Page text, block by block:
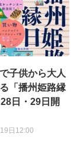
子供から大人
「播州姫路縁
日・29日開
日 12:00